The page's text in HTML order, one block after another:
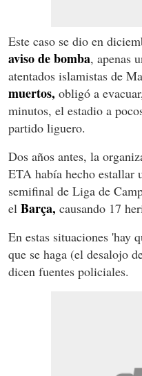
Este caso se dio en
aviso de bomba, apenas
atentados islamistas de
muertos, obligó a
minutos, el estadio a
partido liguero.
Dos años antes, la
ETA había hecho estallar
semifinal de Liga de
el Barça, causando 17
En estas situaciones 'hay
que se haga (el desalojo
dicen fuentes policiales.